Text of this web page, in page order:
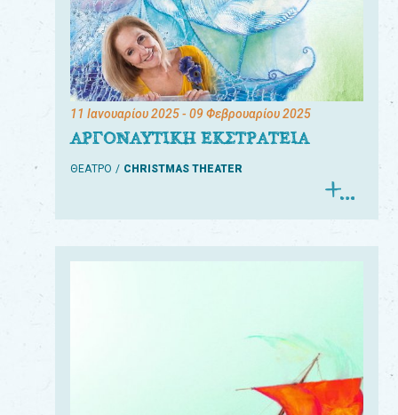
11 Ιανουαρίου 2025- 09 Φεβρουαρίου 2025
ΑΡΓΟΝΑΥΤΙΚΗ ΕΚΣΤΡΑΤΕΙΑ
ΘΕΑΤΡΟ CHRISTMAS THEATER